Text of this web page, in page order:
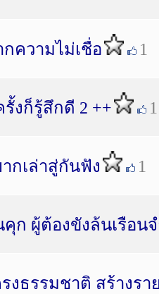
กความไม่เชื่อ 1
งก็รู้สึกดี 2 ++ 1
ากเล่าสู่กันฟัง 1
ก ผู้ต้องขังล้นเรือน
งธรรมชาติ สร้างรา